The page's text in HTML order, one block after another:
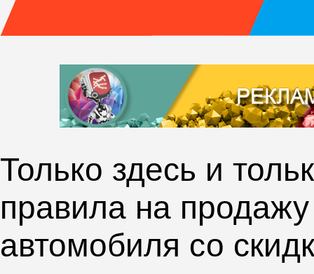
Только здесь и
правила на
автомобиля со